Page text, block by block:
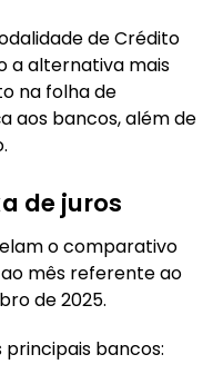
de Crédito
a alternativa mais
na folha de
aos bancos, além de
de juros
o comparativo
mês referente ao
de 2025.
bancos: